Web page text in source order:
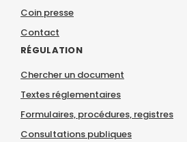
Coin presse
Contact
RÉGULATION
Chercher un document
Textes réglementaires
Formulaires, procédures, registres
Consultations publiques